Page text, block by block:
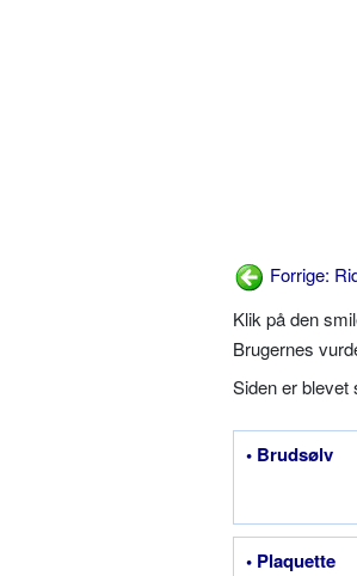
Forrige:
Klik på den
Brugernes
Siden er blevet
• Brudsølv
• Plaquette